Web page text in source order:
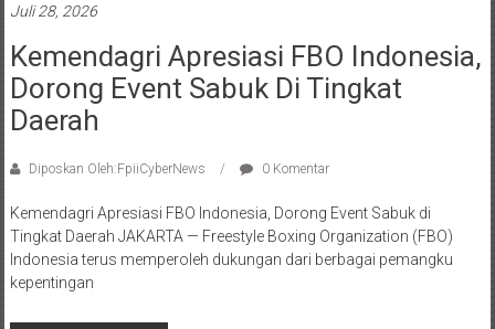
Juli 28, 2026
Kemendagri Apresiasi FBO Indonesia,
Dorong Event Sabuk Di Tingkat
Daerah
Diposkan Oleh:FpiiCyberNews 0 Komentar
Kemendagri Apresiasi FBO Indonesia, Dorong Event Sabuk di
Tingkat Daerah JAKARTA — Freestyle Boxing Organization (FBO)
Indonesia terus memperoleh dukungan dari berbagai pemangku
kepentingan